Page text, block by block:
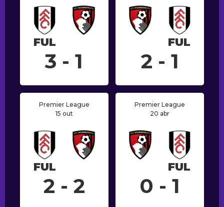
FUL
3 - 1
FUL
2 - 1
Premier League
15 out
FUL
2 - 2
Premier League
20 abr
FUL
0 - 1